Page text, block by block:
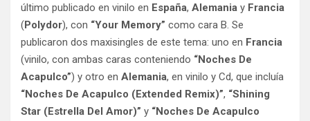
último publicado en vinilo en España, Alemania y Francia
(Polydor), con “Your Memory” como cara B. Se
publicaron dos maxisingles de este tema: uno en Francia
(vinilo, con ambas caras conteniendo “Noches De
Acapulco”) y otro en Alemania, en vinilo y Cd, que incluía
“Noches De Acapulco (Extended Remix)”, “Shining
Star (Estrella Del Amor)” y “Noches De Acapulco